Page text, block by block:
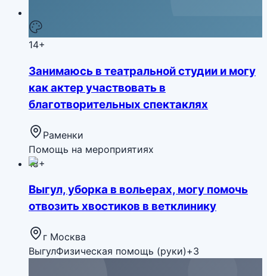
14+
Занимаюсь в театральной студии и могу
как актер участвовать в
благотворительных спектаклях
Раменки
Помощь на мероприятиях
18+
Выгул, уборка в вольерах, могу помочь
отвозить хвостиков в ветклинику
г Москва
ВыгулФизическая помощь (руки)+3